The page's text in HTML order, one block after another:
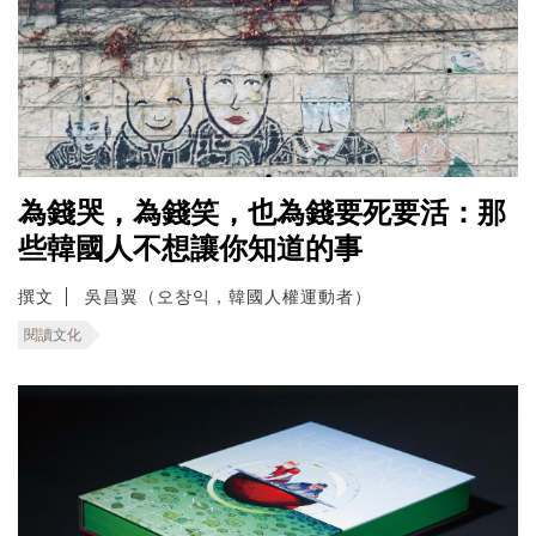
為錢哭，為錢笑，也為錢要死要活：那
些韓國人不想讓你知道的事
撰文 吳昌翼（오창익，韓國人權運動者）
閱讀文化